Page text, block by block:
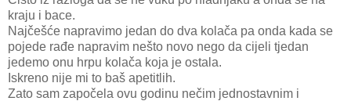
kraju i bace.
Najčešće napravimo jedan do dva kolača pa onda kada se
pojede rađe napravim nešto novo nego da cijeli tjedan
jedemo onu hrpu kolača koja je ostala.
Iskreno nije mi to baš apetitlih.
Zato sam započela ovu godinu nečim jednostavnim i